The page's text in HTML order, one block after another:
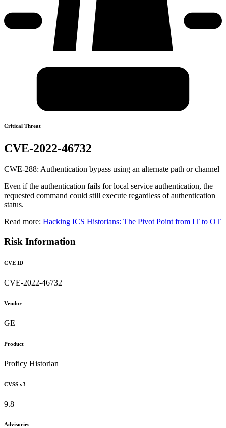
Critical Threat
CVE-2022-46732
CWE-288: Authentication bypass using an alternate path or channel
Even if the authentication fails for local service authentication, the
requested command could still execute regardless of authentication
status.
Read more: Hacking ICS Historians: The Pivot Point from IT to OT
Risk Information
CVE ID
CVE-2022-46732
Vendor
GE
Product
Proficy Historian
CVSS v3
9.8
Advisories